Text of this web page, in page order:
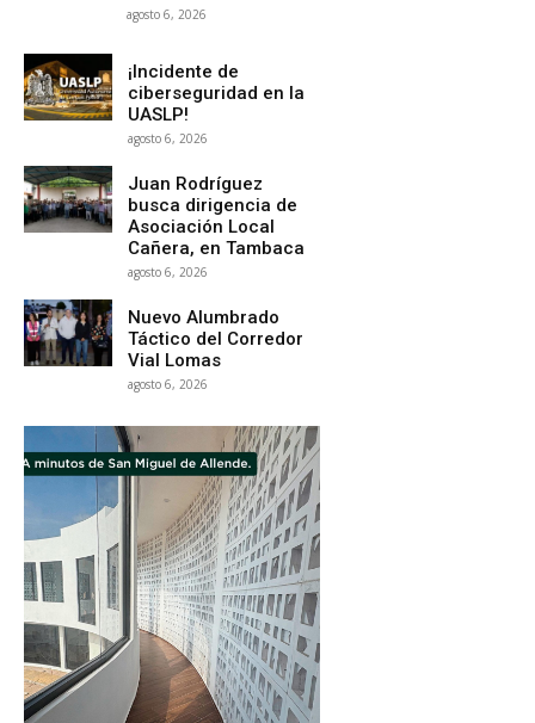
agosto 6, 2026
¡Incidente de
ciberseguridad en la
UASLP!
agosto 6, 2026
Juan Rodríguez
busca dirigencia de
Asociación Local
Cañera, en Tambaca
agosto 6, 2026
Nuevo Alumbrado
Táctico del Corredor
Vial Lomas
agosto 6, 2026